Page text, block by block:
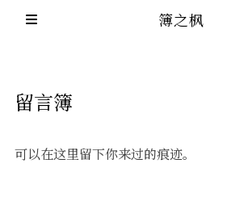
小说
归档
簿之枫
留言簿
可以在这里留下你来过的痕迹。